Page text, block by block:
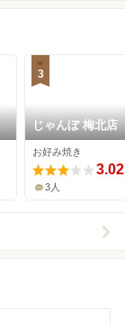
3
じゃんぼ 梅北店
お好み焼き
3.02
3人